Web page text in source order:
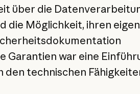
über die
die Möglichkeit, ihren
Garantien war eine
den technischen